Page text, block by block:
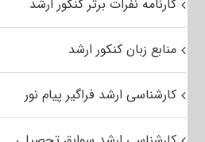
کارنامه نفرات برتر کنکور ارشد
منابع زبان کنکور ارشد
کارشناسی ارشد فراگیر پیام نور